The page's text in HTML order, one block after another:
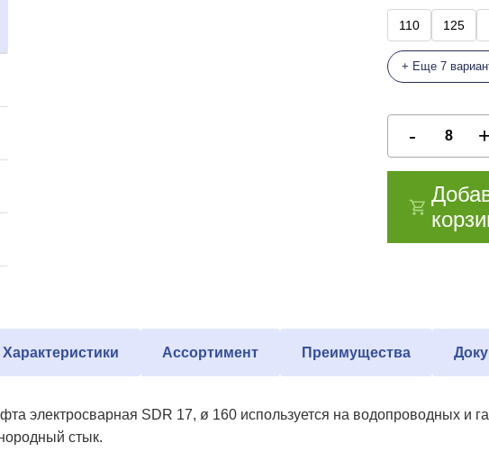
110 125
+ Еще 7
Характеристики Ассортимент Преимущества
электросварная SDR 17, ø 160 используется на водопроводных и
стык.